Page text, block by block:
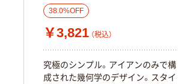
38.0%OFF
￥3,821 （税込）
究極のシンプル。アイアンのみで構
成された幾何学のデザイン。スタイ